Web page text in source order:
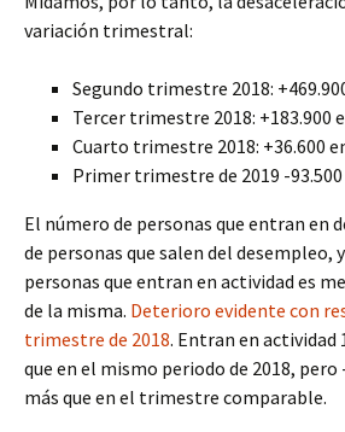
variación trimestral:
Segundo trimestre 2018:
Tercer trimestre 2018: +183.900
Cuarto trimestre 2018: +36.600
Primer trimestre de 2019 -
El número de personas que entran en
de personas que salen del desempleo,
personas que entran en actividad es
de la misma. Deterioro evidente con
trimestre de 2018. Entran en actividad
que en el mismo periodo de 2018, pero
más que en el trimestre comparable.